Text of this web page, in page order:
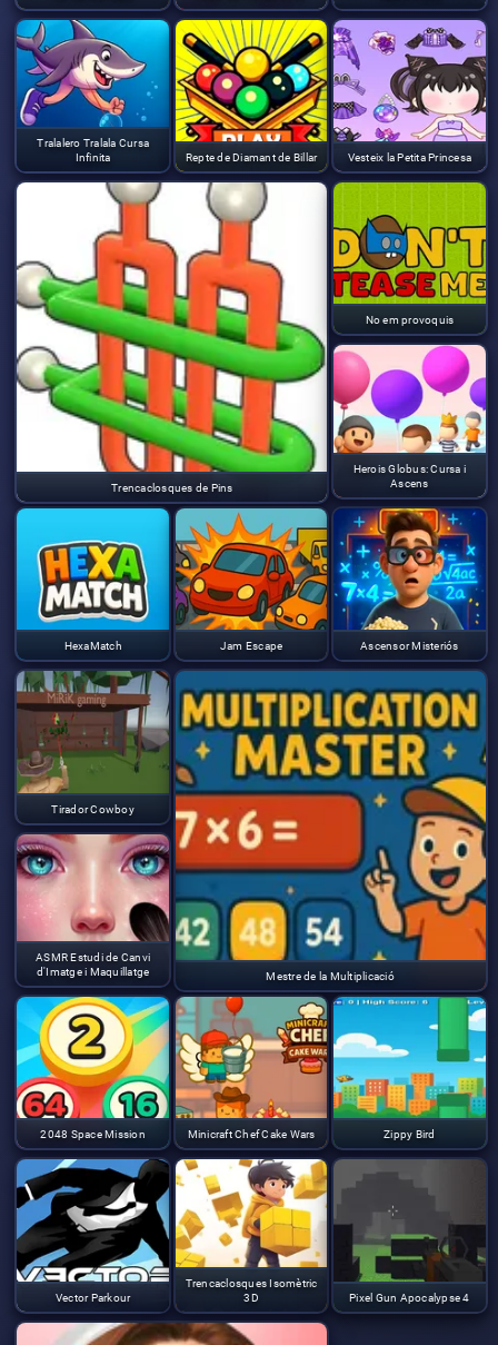
Tralalero Tralala Cursa
Infinita
Repte de Diamant de Billar
Trencaclosques de Pins
Vesteix la Petita Princesa
No em provoquis
Herois Globus: Cursa i
Ascens
HexaMatch Jam Escape Ascensor Misteriós
Tirador Cowboy
Mestre de la Multiplicació
ASMR Estudi de Canvi
d'Imatge i Maquillatge
2048 Space Mission Minicraft Chef Cake Wars Zippy Bird
Vector Parkour
Trencaclosques Isomètric
3D
Pixel Gun Apocalypse 4